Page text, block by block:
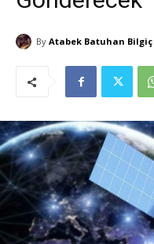
By Atabek Batuhan Bilgiç